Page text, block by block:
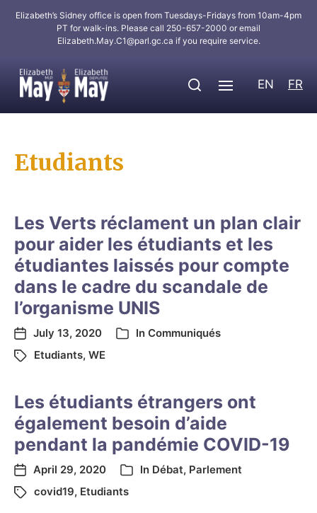
Elizabeth’s Sidney office is open from Tuesdays-Fridays from 10am-4pm
PT for walk-ins. Please call 250-657-2000 or email
Elizabeth.May.C1@parl.gc.ca if you require service.
EN FR
Etudiants
Les Verts réclament un plan clair
pour aider les étudiants et les
étudiantes laissés pour compte
dans le cadre du scandale de
l’organisme UNIS
July 13, 2020 In Communiqués
Etudiants, WE
Les étudiants étrangers ont
également besoin d’aide
pendant la pandémie COVID-19
April 29, 2020 In Débat, Parlement
covid19, Etudiants